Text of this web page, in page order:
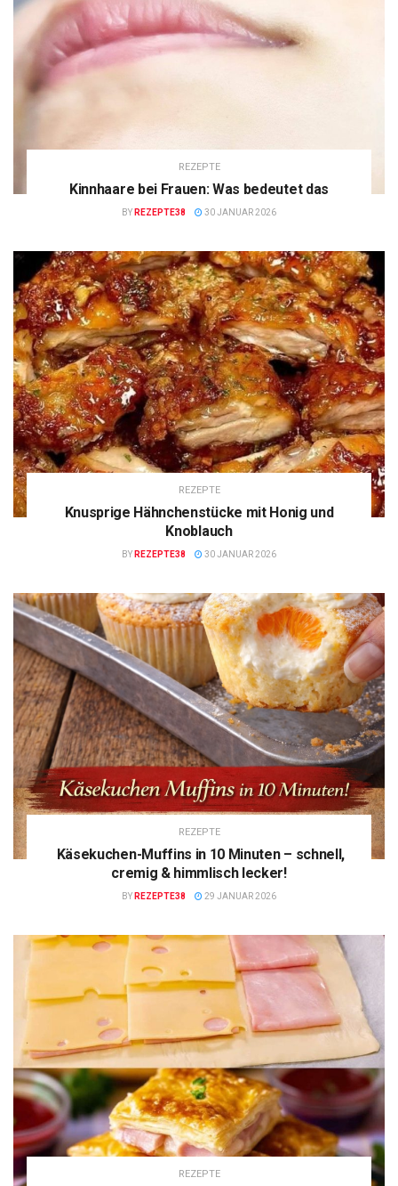
REZEPTE
Kinnhaare bei Frauen: Was bedeutet das
BY REZEPTE38 30 JANUAR 2026
REZEPTE
Knusprige Hähnchenstücke mit Honig und
Knoblauch
BY REZEPTE38 30 JANUAR 2026
REZEPTE
Käsekuchen-Muffins in 10 Minuten – schnell,
cremig & himmlisch lecker!
BY REZEPTE38 29 JANUAR 2026
REZEPTE